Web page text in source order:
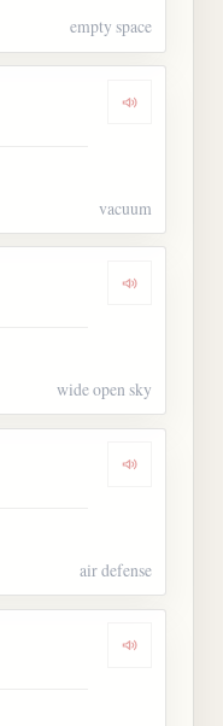
empty space
Dengarkan
vacuum
Dengarkan
wide open sky
Dengarkan
air defense
Dengarkan